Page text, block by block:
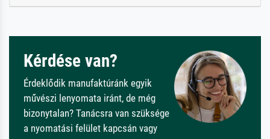
Kérdése van?
Érdeklődik manufaktúránk egyik
művészi lenyomata iránt, de még
bizonytalan? Tanácsra van szüksége
a nyomatási felület kapcsán vagy